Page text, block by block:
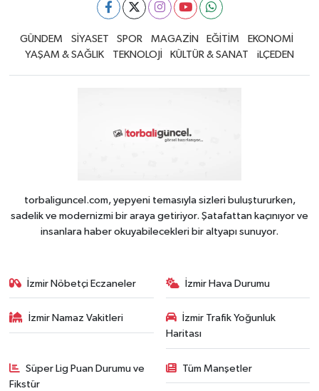
GÜNDEM SİYASET SPOR MAGAZİN EĞİTİM
EKONOMİ
YAŞAM & SAĞLIK
TEKNOLOJİ KÜLTÜR & SANAT iLÇEDEN
torbaliguncel.com, yepyeni temasıyla sizleri buluştururken,
sadelik ve modernizmi bir araya getiriyor. Şatafattan kaçınıyor ve
insanlara haber okuyabilecekleri bir altyapı sunuyor.
İzmir Nöbetçi Eczaneler İzmir Hava Durumu
İzmir Namaz Vakitleri
İzmir Trafik Yoğunluk
Haritası
Süper Lig Puan Durumu ve
Fikstür
Tüm Manşetler